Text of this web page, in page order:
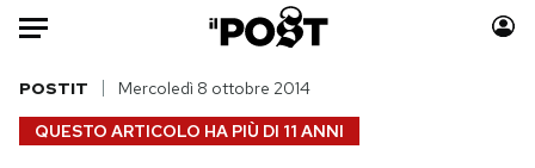
Auto
HOME
QUESTO ARTICOLO HA PIÙ DI 11 ANNI
POSTIT Mercoledì 8 ottobre 2014